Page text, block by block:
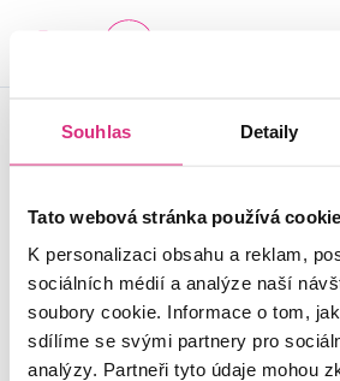
Souhlas Detaily
Tato webová stránka používá
K personalizaci obsahu a reklam,
sociálních médií a analýze naší
soubory cookie. Informace o tom,
sdílíme se svými partnery pro
analýzy. Partneři tyto údaje mohou
Důležité je vědět, že v